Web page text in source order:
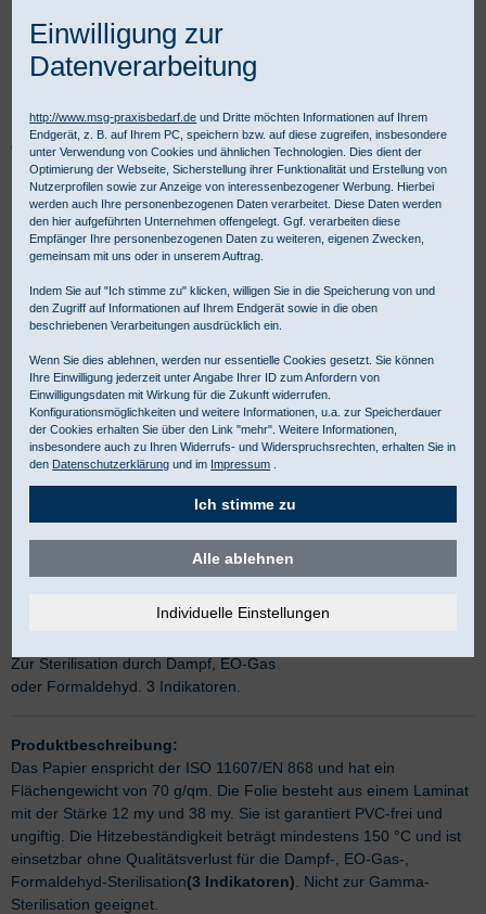
Praxisbedarf Shop Hygiene Sterilisation
Sterilisationsverpackungen
Steri Rollen
Steri-Peel-Pack Rolle ohne Falte
Steri-Peel-Pack Rolle ohne Falte
Zur Sterilisation durch Dampf, EO-Gas
oder Formaldehyd. 3 Indikatoren.
Produktbeschreibung:
Das Papier enspricht der ISO 11607/EN 868 und hat ein
Flächengewicht von 70 g/qm. Die Folie besteht aus einem Laminat
mit der Stärke 12 my und 38 my. Sie ist garantiert PVC-frei und
ungiftig. Die Hitzebeständigkeit beträgt mindestens 150 °C und ist
einsetzbar ohne Qualitätsverlust für die Dampf-, EO-Gas-,
Formaldehyd-Sterilisation(3 Indikatoren) . Nicht zur Gamma-
Sterilisation geeignet.
Einwilligung zur
Datenverarbeitung
http://www.msg-praxisbedarf.de und Dritte möchten Informationen auf Ihrem
Endgerät, z. B. auf Ihrem PC, speichern bzw. auf diese zugreifen, insbesondere
unter Verwendung von Cookies und ähnlichen Technologien. Dies dient der
Optimierung der Webseite, Sicherstellung ihrer Funktionalität und Erstellung von
Nutzerprofilen sowie zur Anzeige von interessenbezogener Werbung. Hierbei
werden auch Ihre personenbezogenen Daten verarbeitet. Diese Daten werden
den hier aufgeführten Unternehmen offengelegt. Ggf. verarbeiten diese
Empfänger Ihre personenbezogenen Daten zu weiteren, eigenen Zwecken,
gemeinsam mit uns oder in unserem Auftrag.
Indem Sie auf "Ich stimme zu" klicken, willigen Sie in die Speicherung von und
den Zugriff auf Informationen auf Ihrem Endgerät sowie in die oben
beschriebenen Verarbeitungen ausdrücklich ein.
Wenn Sie dies ablehnen, werden nur essentielle Cookies gesetzt. Sie können
Ihre Einwilligung jederzeit unter Angabe Ihrer ID zum Anfordern von
Einwilligungsdaten mit Wirkung für die Zukunft widerrufen.
Konfigurationsmöglichkeiten und weitere Informationen, u.a. zur Speicherdauer
der Cookies erhalten Sie über den Link "mehr". Weitere Informationen,
insbesondere auch zu Ihren Widerrufs- und Widerspruchsrechten, erhalten Sie in
den Datenschutzerklärung und im Impressum
Ich stimme zu
Alle ablehnen